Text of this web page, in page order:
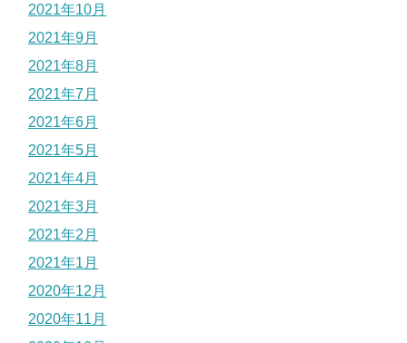
2021年10月
2021年9月
2021年8月
2021年7月
2021年6月
2021年5月
2021年4月
2021年3月
2021年2月
2021年1月
2020年12月
2020年11月